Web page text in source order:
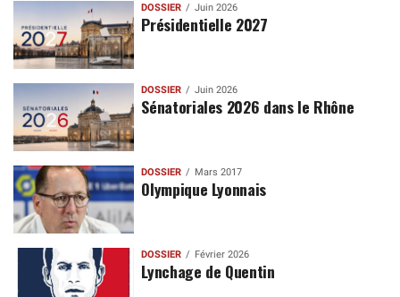
DOSSIER Juin 2026
Présidentielle 2027
DOSSIER Juin 2026
Sénatoriales 2026 dans le Rhône
DOSSIER Mars 2017
Olympique Lyonnais
DOSSIER Février 2026
Lynchage de Quentin